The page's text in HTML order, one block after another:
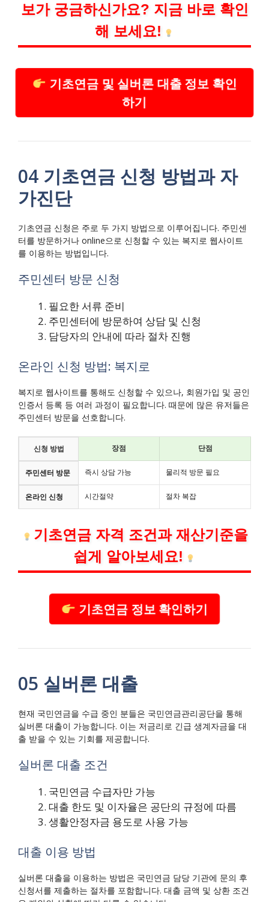
보가 궁금하신가요? 지금 바로 확인
해 보세요!
기초연금 및 실버론 대출 정보 확인
하기
04 기초연금 신청 방법과 자
가진단
기초연금 신청은 주로 두 가지 방법으로 이루어집니다. 주민센
터를 방문하거나 online으로 신청할 수 있는 복지로 웹사이트
를 이용하는 방법입니다.
주민센터 방문 신청
필요한 서류 준비
주민센터에 방문하여 상담 및 신청
담당자의 안내에 따라 절차 진행
온라인 신청 방법: 복지로
복지로 웹사이트를 통해도 신청할 수 있으나, 회원가입 및 공인
인증서 등록 등 여러 과정이 필요합니다. 때문에 많은 유저들은
주민센터 방문을 선호합니다.
신청 방법 장점 단점
주민센터 방문 즉시 상담 가능 물리적 방문 필요
온라인 신청 시간절약 절차 복잡
기초연금 자격 조건과 재산기준을
쉽게 알아보세요!
기초연금 정보 확인하기
05 실버론 대출
현재 국민연금을 수급 중인 분들은 국민연금관리공단을 통해
실버론 대출이 가능합니다. 이는 저금리로 긴급 생계자금을 대
출 받을 수 있는 기회를 제공합니다.
실버론 대출 조건
국민연금 수급자만 가능
대출 한도 및 이자율은 공단의 규정에 따름
생활안정자금 용도로 사용 가능
대출 이용 방법
실버론 대출을 이용하는 방법은 국민연금 담당 기관에 문의 후
신청서를 제출하는 절차를 포함합니다. 대출 금액 및 상환 조건